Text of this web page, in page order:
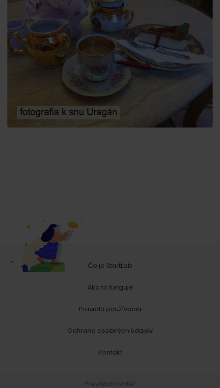
Čo je StartLab
Ako to funguje
Pravidlá používania
Ochrana osobných údajov
Kontakt
Prevádzkovateľ